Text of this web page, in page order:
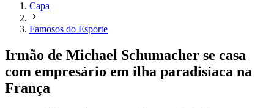
Capa
Famosos do Esporte
Irmão de Michael Schumacher se casa
com empresário em ilha paradisíaca na
França